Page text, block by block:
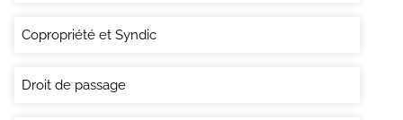
Copropriété et Syndic
Droit de passage